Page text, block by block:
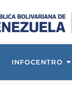
INFOCENTRO